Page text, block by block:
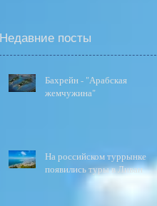
Недавние посты
Бахрейн - "Арабская
жемчужина"
На российском туррынке
появились туры в Ливан